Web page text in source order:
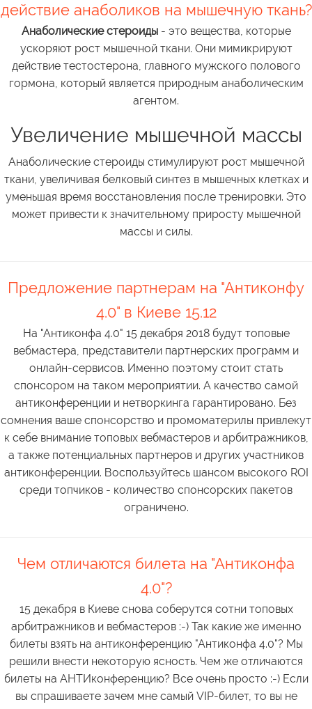
действие анаболиков на мышечную ткань?
Анаболические стероиды- это вещества, которые
ускоряют рост мышечной ткани. Они мимикрируют
действие тестостерона, главного мужского полового
гормона, который является природным анаболическим
агентом.
Увеличение мышечной массы
Анаболические стероиды стимулируют рост мышечной
ткани, увеличивая белковый синтез в мышечных клетках и
уменьшая время восстановления после тренировки. Это
может привести к значительному приросту мышечной
массы и силы.
Предложение партнерам на "Антиконфу
4.0" в Киеве 15.12
На "Антиконфа 4.0" 15 декабря 2018 будут топовые
вебмастера, представители партнерских программ и
онлайн-сервисов. Именно поэтому стоит стать
спонсором на таком мероприятии. А качество самой
антиконференции и нетворкинга гарантировано. Без
сомнения ваше спонсорство и промоматерилы привлекут
к себе внимание топовых вебмастеров и арбитражников,
а также потенциальных партнеров и других участников
антиконференции. Воспользуйтесь шансом высокого ROI
среди топчиков - количество спонсорских пакетов
ограничено.
Чем отличаются билета на "Антиконфа
4.0"?
15 декабря в Киеве снова соберутся сотни топовых
арбитражников и вебмастеров :-) Так какие же именно
билеты взять на антиконференцию "Антиконфа 4.0"? Мы
решили внести некоторую ясность. Чем же отличаются
билеты на АНТИконференцию? Все очень просто :-) Если
вы спрашиваете зачем мне самый VIP-билет, то вы не